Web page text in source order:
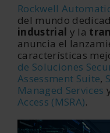
Rockwell
del mundo
industrial y la
anuncia el
características
de Soluciones
Assessment Suite,
Managed Services
Access (MSRA).